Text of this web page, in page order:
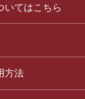
いてはこちら
方法